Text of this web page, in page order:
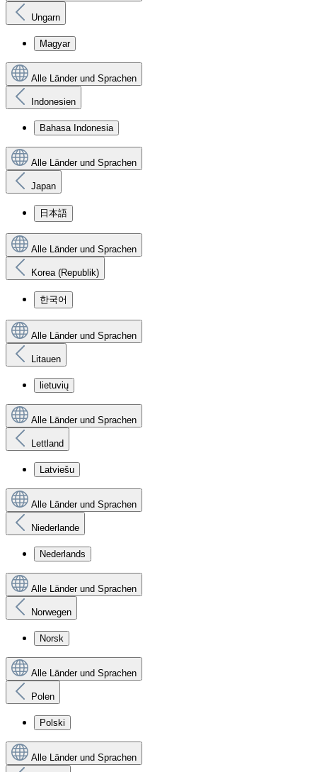
Ungarn
Magyar
Alle Länder und Sprachen
Indonesien
Bahasa Indonesia
Alle Länder und Sprachen
Japan
日本語
Alle Länder und Sprachen
Korea (Republik)
한국어
Alle Länder und Sprachen
Litauen
lietuvių
Alle Länder und Sprachen
Lettland
Latviešu
Alle Länder und Sprachen
Niederlande
Nederlands
Alle Länder und Sprachen
Norwegen
Norsk
Alle Länder und Sprachen
Polen
Polski
Alle Länder und Sprachen